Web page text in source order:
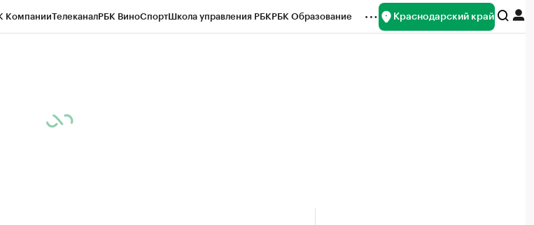
КомпанииТелеканалРБК ВиноСпортШкола управления РБКРБК Образование Краснодарский край